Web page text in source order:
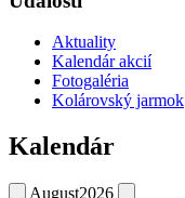
Aktuality
Kalendár akcií
Fotogaléria
Kolárovský jarmok
Kalendár
August2026